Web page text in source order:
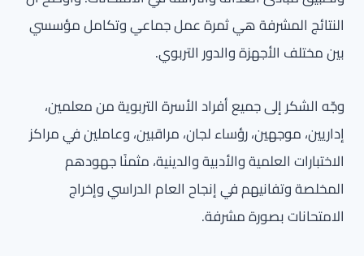
النتائج المشرفة هي ثمرة عمل جماعي وتكامل مؤسسي
بين مختلف الأجهزة والدور التربوي.
وجّه الشكر إلى جميع أفراد الأسرة التربوية من معلمين،
إداريين، موجهين، رؤساء لجان، مراقبين، وعاملين في مراكز
الاختبارات العلمية والأدبية والدينية، مثمنًا جهودهم
المخلصة وتفانيهم في إنجاح العام الدراسي وإخراج
الامتحانات بصورة مشرفة.